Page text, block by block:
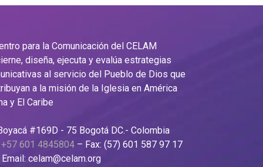
para la Comunicación del CELAM
diseña, ejecuta y evalúa estrategias
al servicio del Pueblo de Dios que
a la misión de la Iglesia en América
y El Caribe
#169D - 75 Bogotá DC.- Colombia
+57 601 4845804 – Fax: (57) 601 587 97 17
celam@celam.org